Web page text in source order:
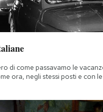
di come passavamo le
ora, negli stessi posti e con